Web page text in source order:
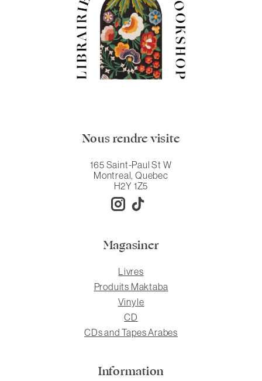
Nous rendre visite
165 Saint-Paul St W
Montreal, Quebec
H2Y 1Z5
Magasiner
Livres
Produits Maktaba
Vinyle
CD
CDs and Tapes Arabes
Information